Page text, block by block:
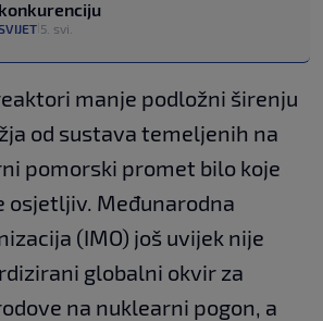
konkurenciju
5. svi.
manje podložni širenju
od sustava temeljenih na
pomorski promet bilo koje
Međunarodna
(IMO) još uvijek nije
globalni okvir za
na nuklearni pogon, a